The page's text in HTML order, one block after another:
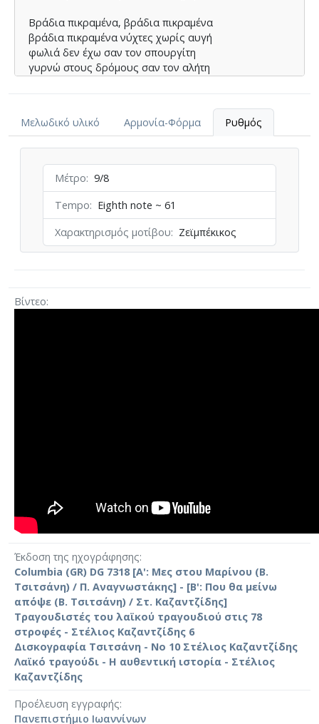
Βράδια πικραµένα, βράδια πικραµένα
βράδια πικραµένα νύχτες χωρίς αυγή
φωλιά δεν έχω σαν τον σπουργίτη
γυρνώ στους δρόµους σαν τον αλήτη
Μελωδικό υλικό
Αρμονία-Φόρμα Ρυθμός
Μέτρο
9/8
Tempo
Eighth note ~ 61
Χαρακτηρισμός μοτίβου
Ζεϊμπέκικος
Βίντεο
Έκδοση της ηχογράφησης
Columbia (GR) DG 7318 [Α': Μες στου Μαρίνου (Β.
Τσιτσάνη) / Π. Αναγνωστάκης] - [Β': Που θα μείνω
απόψε (Β. Τσιτσάνη) / Στ. Καζαντζίδης]
Τραγουδιστές του λαϊκού τραγουδιού στις 78
στροφές - Στέλιος Καζαντζίδης 6
Δισκογραφία Τσιτσάνη - Νο 10 Στέλιος Καζαντζίδης
Λαϊκό τραγούδι - Η αυθεντική ιστορία - Στέλιος
Καζαντζίδης
Προέλευση εγγραφής
Πανεπιστήμιο Ιωαννίνων